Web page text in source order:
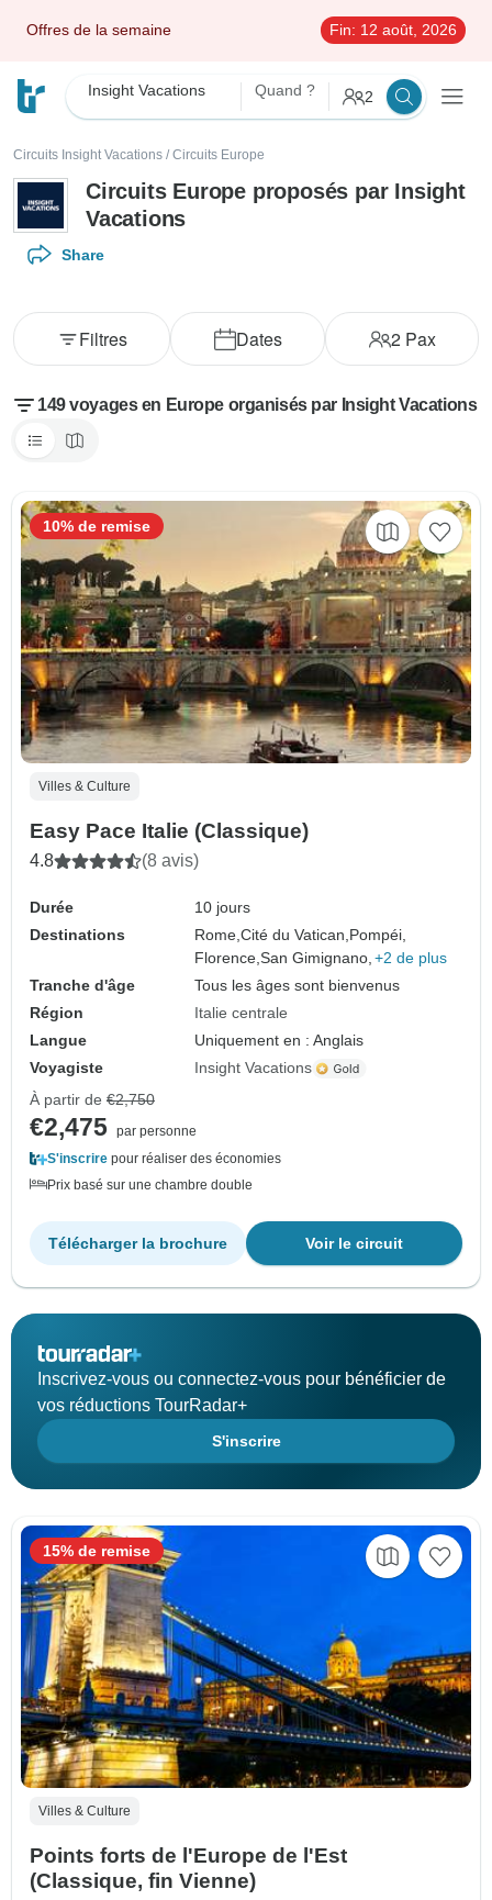
Offres de la semaine Fin: 12 août, 2026
Insight Vacations Quand ? 2
Circuits Insight Vacations / Circuits Europe
Circuits Europe proposés par Insight
Vacations
Share
Dates 2Pax
Filtres
149 voyages en Europe organisés par Insight Vacations
Villes & Culture
Easy Pace Italie (Classique)
4.8 (8 avis)
Durée
10 jours
Destinations
Rome,Cité du Vatican, Pompéi,
Florence,San Gimignano, +2 de plus
Tranche d'âge
Tous les âges sont bienvenus
Région
Italie centrale
Langue
Uniquement en : Anglais
Voyagiste
Insight Vacations
10% de remise
À partir de €2,750
€2,475 par personne
S'inscrire pour réaliser des économies
Prix basé sur une chambre double
Voir le circuit
Télécharger la brochure
Inscrivez-vous ou connectez-vous pour bénéficier de
vos réductions TourRadar+
S'inscrire
Villes & Culture
Points forts de l'Europe de l'Est
(Classique, fin Vienne)
15% de remise